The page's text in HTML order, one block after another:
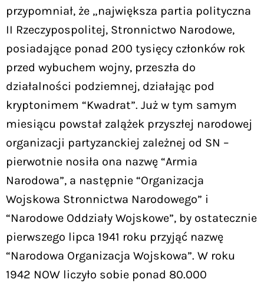
przypomniał, że „największa partia polityczna
II Rzeczypospolitej, Stronnictwo Narodowe,
posiadające ponad 200 tysięcy członków rok
przed wybuchem wojny, przeszła do
działalności podziemnej, działając pod
kryptonimem “Kwadrat”. Już w tym samym
miesiącu powstał zalążek przyszłej narodowej
organizacji partyzanckiej zależnej od SN –
pierwotnie nosiła ona nazwę “Armia
Narodowa”, a następnie “Organizacja
Wojskowa Stronnictwa Narodowego” i
“Narodowe Oddziały Wojskowe”, by ostatecznie
pierwszego lipca 1941 roku przyjąć nazwę
“Narodowa Organizacja Wojskowa”. W roku
1942 NOW liczyło sobie ponad 80.000